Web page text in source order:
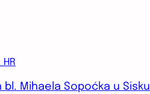
bl. Mihaela Sopoćka u Sisku